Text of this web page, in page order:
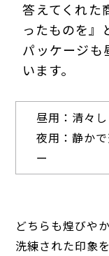
答えてくれた
ったものを』
パッケージも
います。
昼用：清々
夜用：静か
ー
どちらも煌びや
洗練された印象